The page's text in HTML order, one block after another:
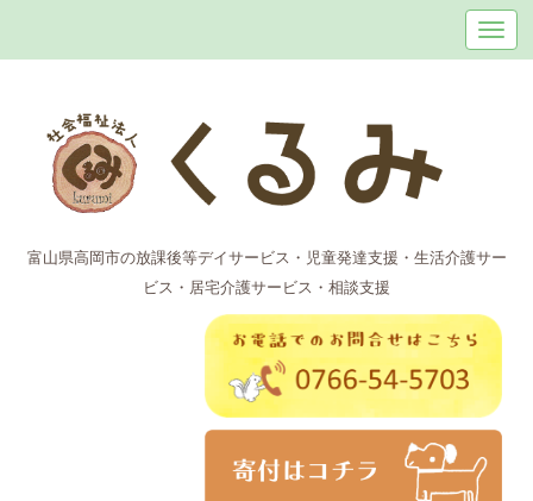
富山県高岡市の放課後等デイサービス・児童発達支援・生活介護サー
ビス・居宅介護サービス・相談支援